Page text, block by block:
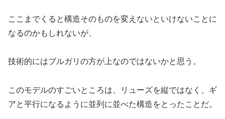
ここまでくると構造そのものを変えないといけないことに
なるのかもしれないが、
技術的にはブルガリの方が上なのではないかと思う。
このモデルのすごいところは、リューズを縦ではなく、ギ
アと平行になるように並列に並べた構造をとったことだ。